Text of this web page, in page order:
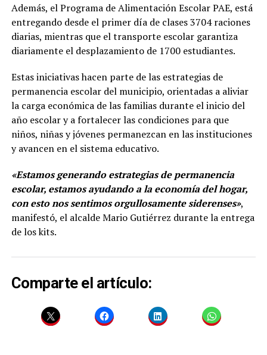
Además, el Programa de Alimentación Escolar PAE, está
entregando desde el primer día de clases 3704 raciones
diarias, mientras que el transporte escolar garantiza
diariamente el desplazamiento de 1700 estudiantes.
Estas iniciativas hacen parte de las estrategias de
permanencia escolar del municipio, orientadas a aliviar
la carga económica de las familias durante el inicio del
año escolar y a fortalecer las condiciones para que
niños, niñas y jóvenes permanezcan en las instituciones
y avancen en el sistema educativo.
«Estamos generando estrategias de permanencia
escolar, estamos ayudando a la economía del hogar,
con esto nos sentimos orgullosamente siderenses»,
manifestó, el alcalde Mario Gutiérrez durante la entrega
de los kits.
Comparte el artículo: